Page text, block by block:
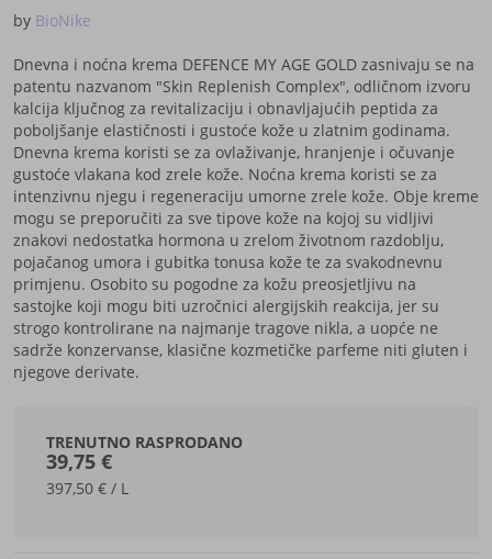
by BioNike
Dnevna i noćna krema DEFENCE MY AGE GOLD zasnivaju se na
patentu nazvanom "Skin Replenish Complex", odličnom izvoru
kalcija ključnog za revitalizaciju i obnavljajućih peptida za
poboljšanje elastičnosti i gustoće kože u zlatnim godinama.
Dnevna krema koristi se za ovlaživanje, hranjenje i očuvanje
gustoće vlakana kod zrele kože. Noćna krema koristi se za
intenzivnu njegu i regeneraciju umorne zrele kože. Obje kreme
mogu se preporučiti za sve tipove kože na kojoj su vidljivi
znakovi nedostatka hormona u zrelom životnom razdoblju,
pojačanog umora i gubitka tonusa kože te za svakodnevnu
primjenu. Osobito su pogodne za kožu preosjetljivu na
sastojke koji mogu biti uzročnici alergijskih reakcija, jer su
strogo kontrolirane na najmanje tragove nikla, a uopće ne
sadrže konzervanse, klasične kozmetičke parfeme niti gluten i
njegove derivate.
TRENUTNO RASPRODANO
39,75 €
397,50 € / L